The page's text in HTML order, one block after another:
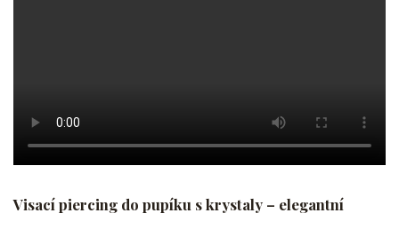
Visací piercing do pupíku s krystaly – elegantní